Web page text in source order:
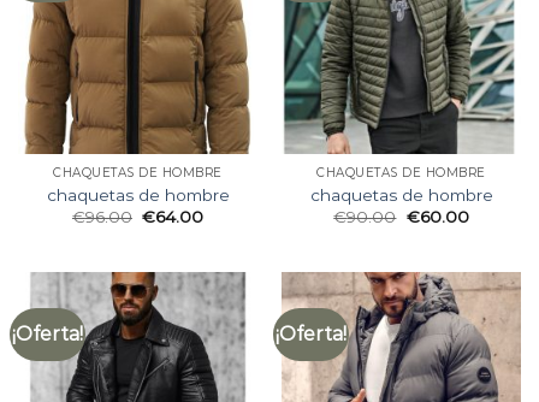
CHAQUETAS DE HOMBRE
chaquetas de hombre
€96.00 €64.00
CHAQUETAS DE HOMBRE
chaquetas de hombre
€90.00 €60.00
¡Oferta! ¡Oferta!